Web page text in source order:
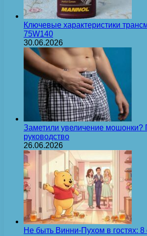
Ключевые характеристики
75W140
30.06.2026
Заметили увеличение мошонки?
руководство
26.06.2026
Не быть Винни-Пухом в гостях: